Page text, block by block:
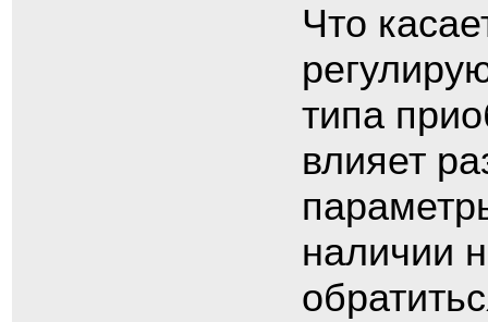
Что
типа
влияет
наличии